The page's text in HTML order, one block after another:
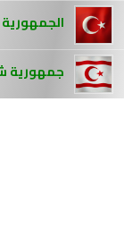
الجمهورية
جمهورية